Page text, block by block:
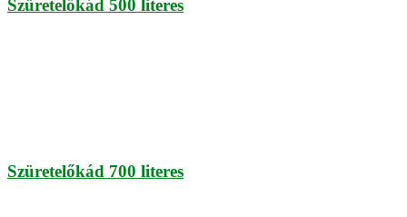
Szüretelőkád 500 literes
Szüretelőkád 700 literes